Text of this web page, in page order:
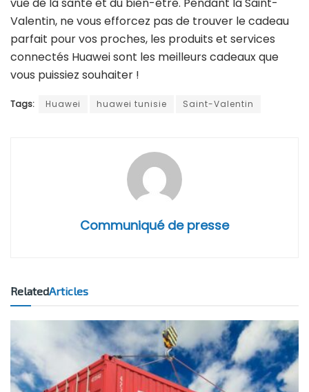
Valentin, ne vous efforcez pas de trouver le cadeau
parfait pour vos proches, les produits et services
connectés Huawei sont les meilleurs cadeaux que
vous puissiez souhaiter !
Tags: Huawei huawei tunisie Saint-Valentin
Communiqué de presse
RelatedArticles